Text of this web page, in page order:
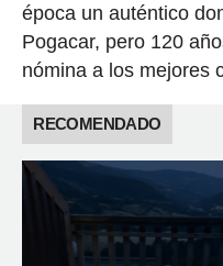
época un auténtico
Pogacar, pero 120
nómina a los mejores
RECOMENDADO